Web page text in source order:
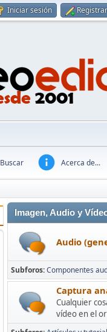
Iniciar sesión
Buscar Acerca de...
Imagen, Audio y
Audio
Subforos Componentes
Captura
Cualquier
vídeo en el